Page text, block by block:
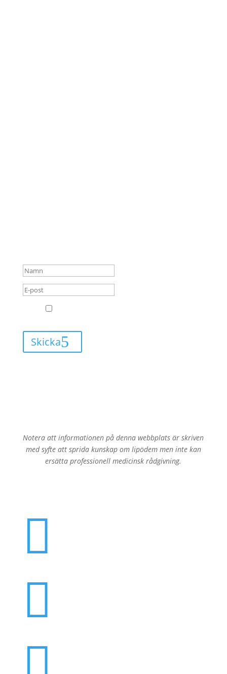
Skicka
Notera att informationen på denna webbplats är skriven
med syfte att sprida kunskap om lipödem men inte kan
ersätta professionell medicinsk rådgivning.

